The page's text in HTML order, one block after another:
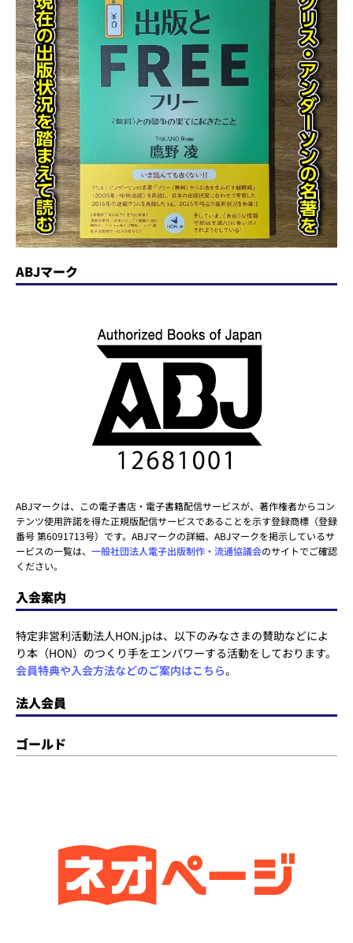
ABJマーク
ABJマークは、この電子書店・電子書籍配信サービスが、著作権者からコン
テンツ使用許諾を得た正規版配信サービスであることを示す登録商標（登録
番号 第6091713号）です。ABJマークの詳細、ABJマークを掲示しているサ
ービスの一覧は、 一般社団法人電子出版制作・流通協議会のサイトでご確認
ください。
入会案内
特定非営利活動法人HON.jpは、以下のみなさまの賛助などによ
り本（HON）のつくり手をエンパワーする活動をしております。
会員特典や入会方法などのご案内はこちら。
法人会員
ゴールド